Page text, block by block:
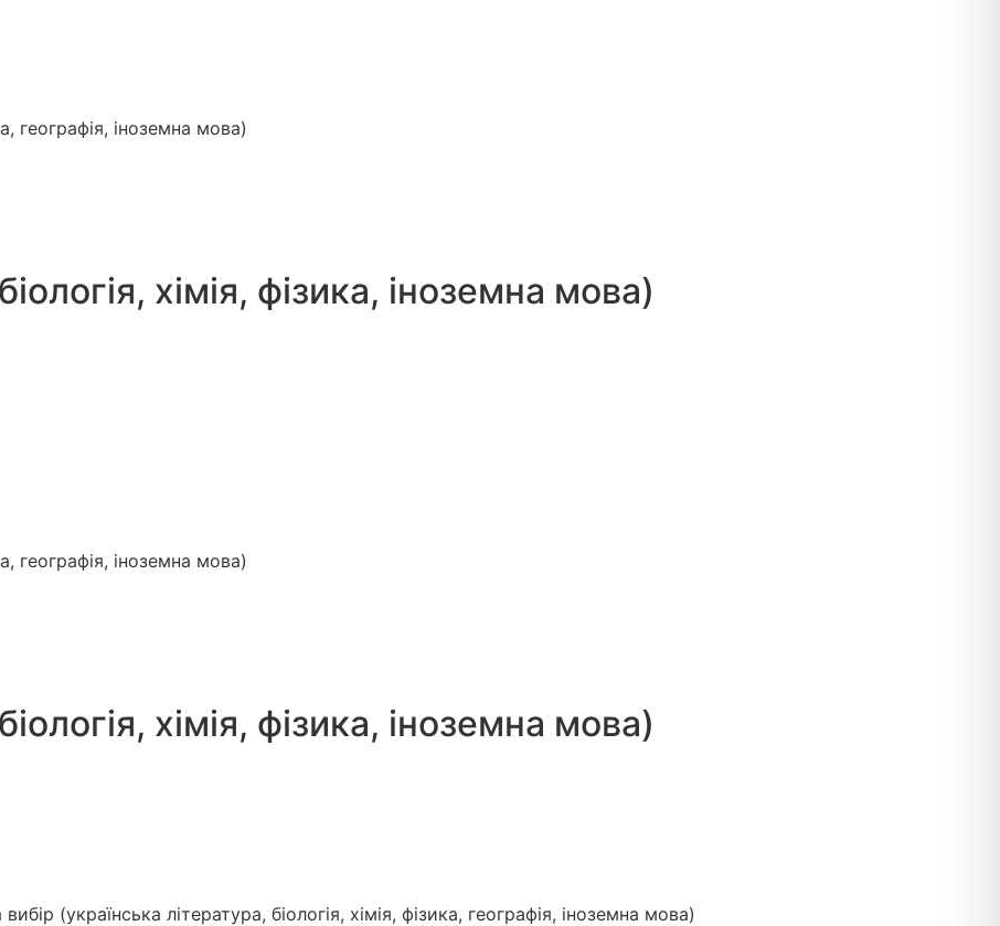
географія, іноземна мова)
хімія, фізика, іноземна мова)
географія, іноземна мова)
хімія, фізика, іноземна мова)
(українська література, біологія, хімія, фізика, географія, іноземна мова)​